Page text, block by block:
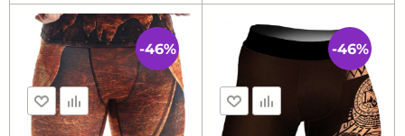
-46% -46%